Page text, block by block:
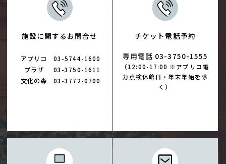
施設に関するお問合せ
アプリコ 03-5744-1600
プラザ 03-3750-1611
文化の森 03-3772-0700
チケット電話予約
専用電話 03-3750-1555
（12:00-17:00 ※アプリコ電
力点検休館日・年末年始を除
く）